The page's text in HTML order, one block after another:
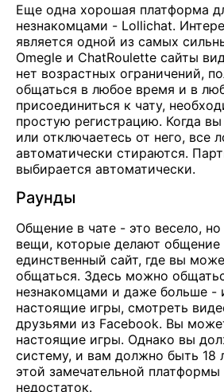
Еще одна хорошая платформа
незнакомцами - Lollichat.
является одной из самых
Omegle и ChatRoulette сайты
нет возрастных ограничений,
общаться в любое время и в
присоединиться к чату,
простую регистрацию. Когда
или отключаетесь от него, все
автоматически стираются.
выбирается автоматически.
Раунды
Общение в чате - это весело,
вещи, которые делают
единственный сайт, где вы
общаться. Здесь можно
незнакомцами и даже больше -
настоящие игры, смотреть
друзьями из Facebook. Вы
настоящие игры. Однако вы
систему, и вам должно быть 18
этой замечательной платформы
недостаток.